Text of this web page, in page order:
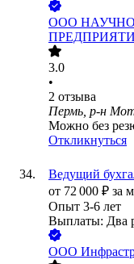
ООО
3.0
•
2 отзыва
Пермь, р-н
Можно без
Откликнуться
Ведущий
от 72 000 ₽ за
Опыт 3-6 лет
Выплаты: Два
ООО